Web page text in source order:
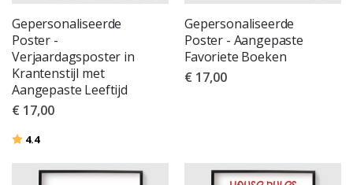
Gepersonaliseerde
Poster -
Verjaardagsposter in
Krantenstijl met
Aangepaste Leeftijd
€ 17,00
Beoordeling:
4.4uit 5 sterren
Gepersonaliseerde
Poster - Aangepaste
Favoriete Boeken
€ 17,00